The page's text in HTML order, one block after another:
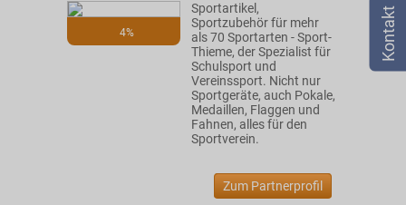
☎ 0800 - 279 25 82
4%
Sportartikel,
Sportzubehör für mehr
als 70 Sportarten - Sport-
Thieme, der Spezialist für
Schulsport und
Vereinssport. Nicht nur
Sportgeräte, auch Pokale,
Medaillen, Flaggen und
Fahnen, alles für den
Sportverein.
Zum Partnerprofil